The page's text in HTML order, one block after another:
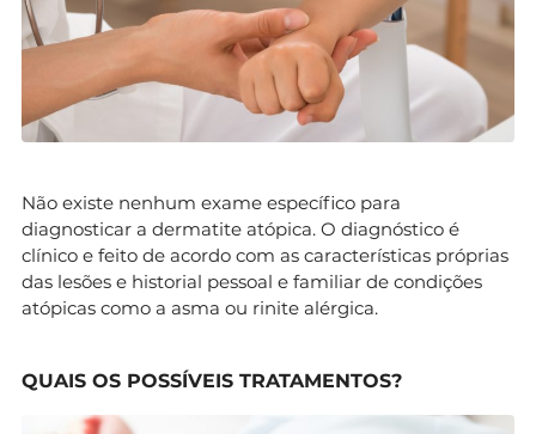
Não existe nenhum exame específico para
diagnosticar a dermatite atópica. O diagnóstico é
clínico e feito de acordo com as características próprias
das lesões e historial pessoal e familiar de condições
atópicas como a asma ou rinite alérgica.
QUAIS OS POSSÍVEIS TRATAMENTOS?